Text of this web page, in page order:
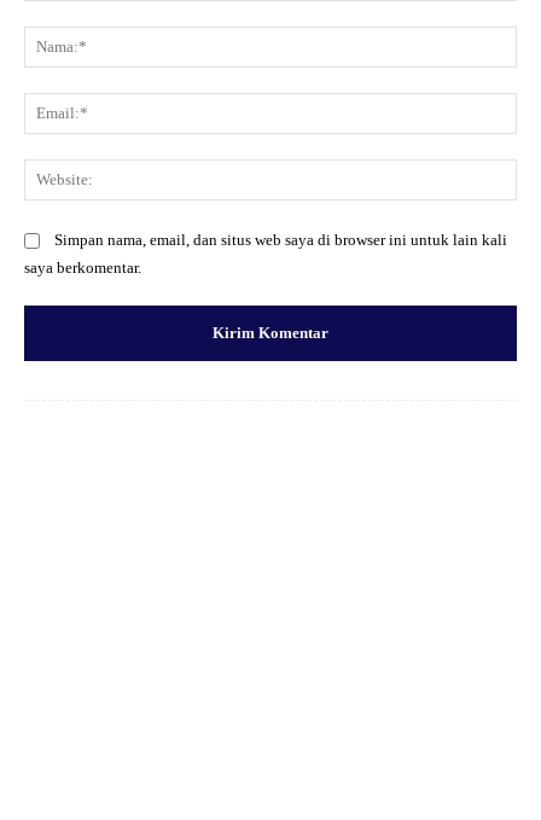
Simpan nama, email, dan situs web saya di browser ini untuk lain kali
saya berkomentar.